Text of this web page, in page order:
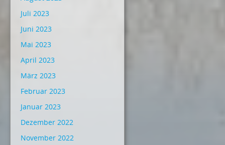
Juli 2023
Juni 2023
Mai 2023
April 2023
März 2023
Februar 2023
Januar 2023
Dezember 2022
November 2022